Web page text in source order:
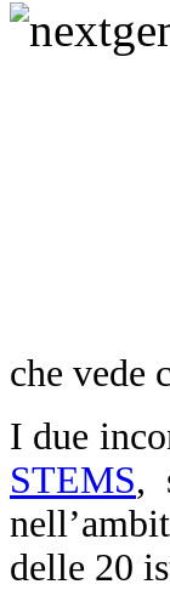
che vede
I due
STEMS,
delle 20